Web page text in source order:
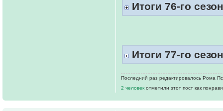
Итоги 76-го
Итоги 77-го
Последний раз редактировалось Рома
2 человек отметили этот пост как